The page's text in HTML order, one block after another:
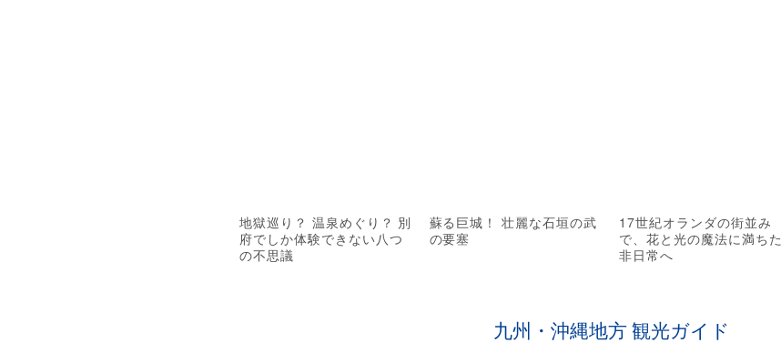
地獄巡り？ 温泉めぐり？ 別
府でしか体験できない八つ
の不思議
蘇る巨城！ 壮麗な石垣の武
の要塞
17世紀オランダの街並み
で、花と光の魔法に満ちた
非日常へ
九州・沖縄地方 観光ガイド